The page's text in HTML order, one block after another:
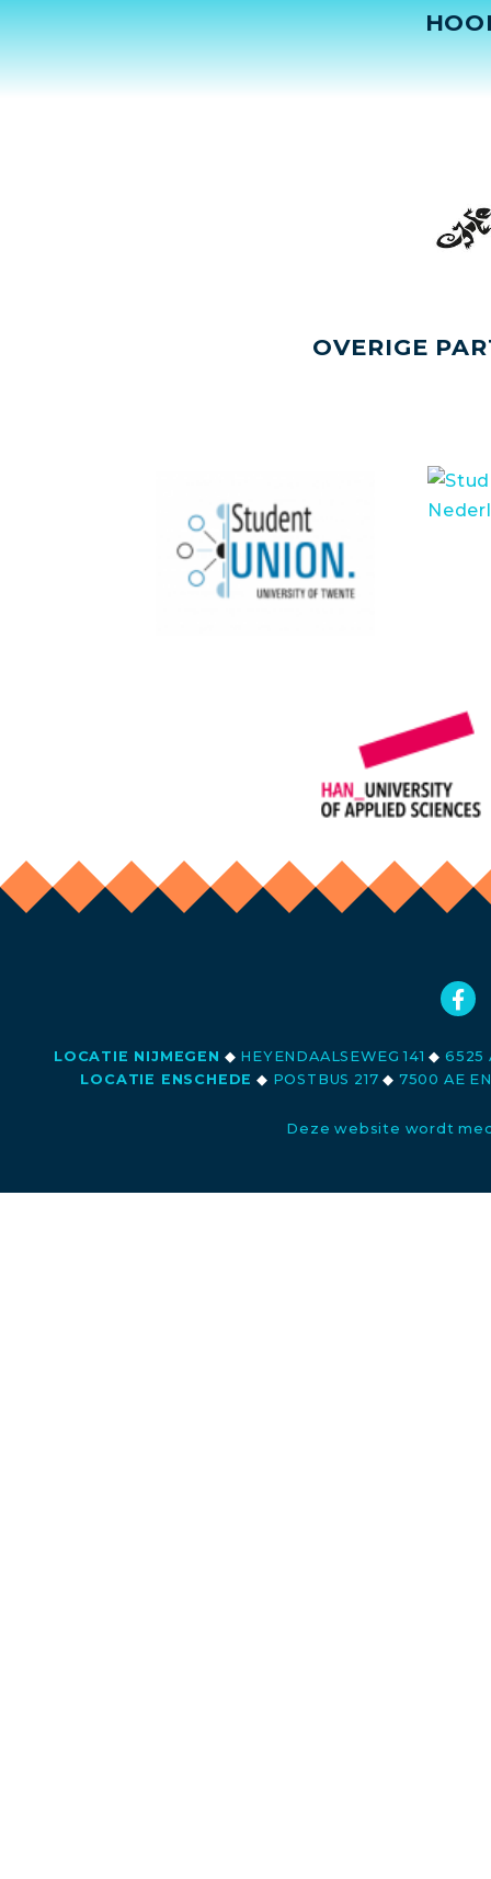
OVERIGE
LOCATIE NIJMEGEN ◆ HEYENDAALSEWEG 141◆ 6525
LOCATIE ENSCHEDE ◆ POSTBUS 217◆ 7500 AE
Deze website wordt